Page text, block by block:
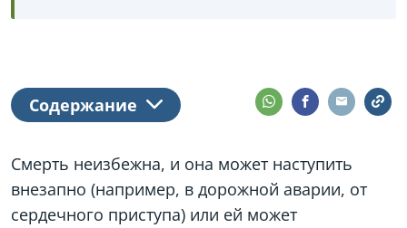
Содержание
Смерть неизбежна, и она может наступить
внезапно (например, в дорожной аварии, от
сердечного приступа) или ей может